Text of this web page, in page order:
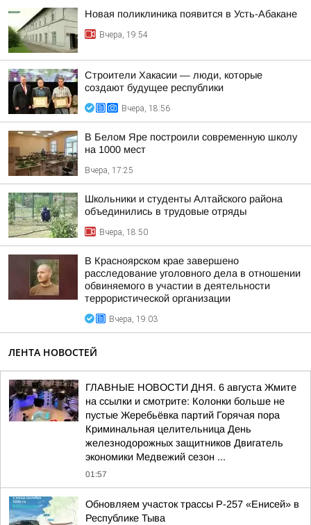
Новая поликлиника появится в Усть-Абакане
Вчера, 19:54
Строители Хакасии — люди, которые
создают будущее республики
Вчера, 18:56
В Белом Яре построили современную школу
на 1000 мест
Вчера, 17:25
Школьники и студенты Алтайского района
объединились в трудовые отряды
Вчера, 18:50
В Красноярском крае завершено
расследование уголовного дела в отношении
обвиняемого в участии в деятельности
террористической организации
Вчера, 19:03
ЛЕНТА НОВОСТЕЙ
ГЛАВНЫЕ НОВОСТИ ДНЯ. 6 августа Жмите
на ссылки и смотрите: Колонки больше не
пустые Жеребьёвка партий Горячая пора
Криминальная целительница День
железнодорожных защитников Двигатель
экономики Медвежий сезон ...
01:57
Обновляем участок трассы Р-257 «Енисей» в
Республике Тыва